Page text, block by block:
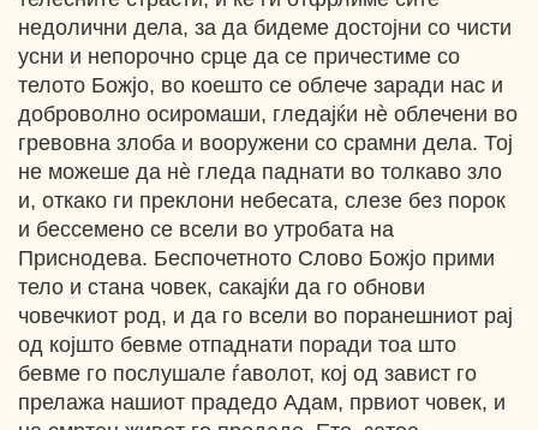
недолични дела, за да бидеме достојни со чисти
усни и непорочно срце да се причестиме со
телото Божјо, во коешто се облече заради нас и
доброволно осиромаши, гледајќи нѐ облечени во
гревовна злоба и вооружени со срамни дела. Тој
не можеше да нѐ гледа паднати во толкаво зло
и, откако ги преклони небесата, слезе без порок
и бессемено се всели во утробата на
Приснодева. Беспочетното Слово Божјо прими
тело и стана човек, сакајќи да го обнови
човечкиот род, и да го всели во поранешниот рај
од којшто бевме отпаднати поради тоа што
бевме го послушале ѓаволот, кој од завист го
прелажа нашиот прадедо Адам, првиот човек, и